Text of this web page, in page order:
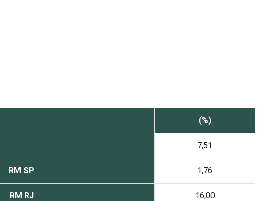
(%)
7,51
RM SP 1,76
RM RJ 16,00